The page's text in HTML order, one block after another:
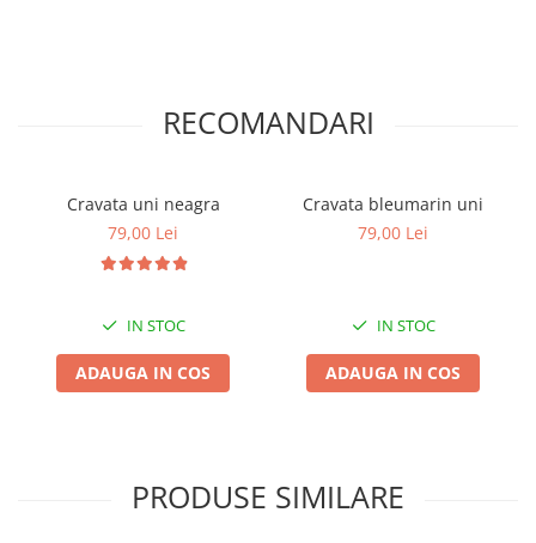
RECOMANDARI
Cravata uni neagra
79,00 Lei
IN STOC
ADAUGA IN COS
Cravata bleumarin uni
79,00 Lei
IN STOC
ADAUGA IN COS
PRODUSE SIMILARE